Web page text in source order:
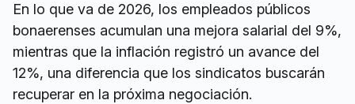
En lo que va de 2026, los empleados públicos
bonaerenses acumulan una mejora salarial del 9%,
mientras que la inflación registró un avance del
12%, una diferencia que los sindicatos buscarán
recuperar en la próxima negociación.